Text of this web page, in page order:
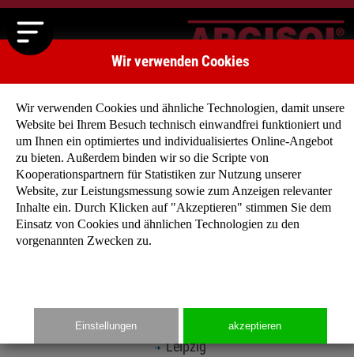
National
Villa Belano - Mein Haus ist mein Schloss
Kaiserslautern
Leipzig
Wir verwenden Cookies
Wir verwenden Cookies und ähnliche Technologien, damit unsere
Website bei Ihrem Besuch technisch einwandfrei funktioniert und
um Ihnen ein optimiertes und individualisiertes Online-Angebot
zu bieten. Außerdem binden wir so die Scripte von
Kooperationspartnern für Statistiken zur Nutzung unserer
Website, zur Leistungsmessung sowie zum Anzeigen relevanter
Inhalte ein. Durch Klicken auf "Akzeptieren" stimmen Sie dem
Einsatz von Cookies und ähnlichen Technologien zu den
vorgenannten Zwecken zu.
Einstellungen akzeptieren